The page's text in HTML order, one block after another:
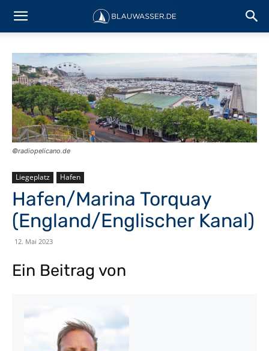
©️radiopelicano.de
Liegeplatz Hafen
Hafen/Marina Torquay
(England/Englischer Kanal)
12. Mai 2023
Ein Beitrag von